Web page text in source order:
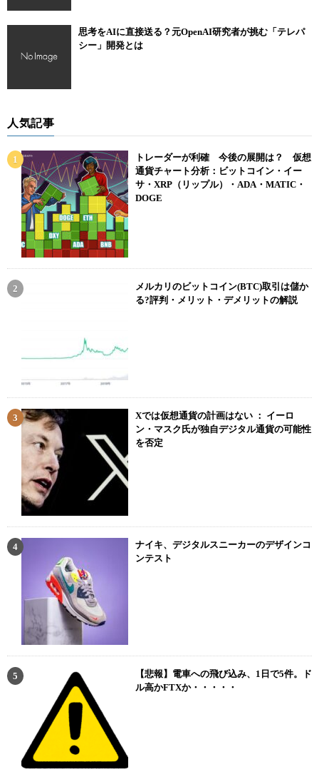
思考をAIに直接送る？元OpenAI研究者が挑む「テレパ
シー」開発とは
人気記事
トレーダーが利確 今後の展開は？ 仮想
通貨チャート分析：ビットコイン・イー
サ・XRP（リップル）・ADA・MATIC・
DOGE
メルカリのビットコイン(BTC)取引は儲か
る?評判・メリット・デメリットの解説
Xでは仮想通貨の計画はない ： イーロ
ン・マスク氏が独自デジタル通貨の可能性
を否定
ナイキ、デジタルスニーカーのデザインコ
ンテスト
【悲報】電車への飛び込み、1日で5件。ド
ル高かFTXか・・・・・